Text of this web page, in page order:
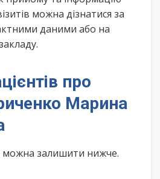
можна дізнатися за
даними або на
про
Марина
можна залишити нижче.